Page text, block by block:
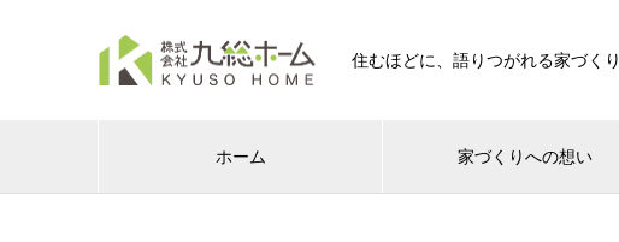
住むほどに、語りつがれる家づくり
ホーム 家づくりへの想い